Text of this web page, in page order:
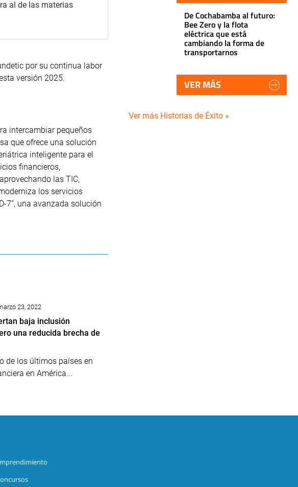
al de las materias
por su continua labor
versión 2025.
intercambiar pequeños
que ofrece una solución
inteligente para el
financieros,
las TIC,
los servicios
7”, una avanzada solución
23, 2022
baja inclusión
una reducida brecha de
de los últimos países en
en América...
De Cochabamba al futuro:
Bee Zero y la flota
eléctrica que está
cambiando la forma de
transportarnos
VER MÁS
Ver más Historias de Éxito »